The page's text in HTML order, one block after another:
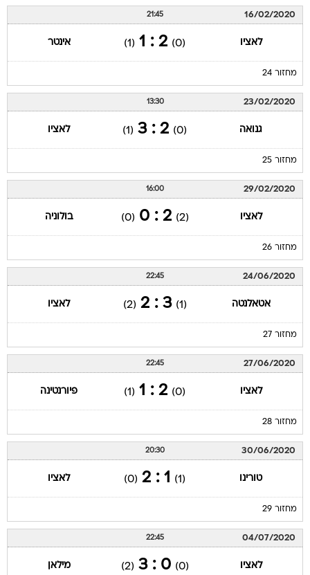
16/02/2020
21:45
לאציו (0)
2 : 1
(1) אינטר
מחזור 24
23/02/2020
13:30
גנואה (0)
2 : 3
(1) לאציו
מחזור 25
29/02/2020
16:00
לאציו (2)
2 : 0
(0) בולוניה
מחזור 26
24/06/2020
22:45
אטאלנטה (1)
3 : 2
(2) לאציו
מחזור 27
27/06/2020
22:45
לאציו (0)
2 : 1
(1) פיורנטינה
מחזור 28
30/06/2020
20:30
טורינו (1)
1 : 2
(0) לאציו
מחזור 29
04/07/2020
22:45
לאציו (0)
0 : 3
(2) מילאן